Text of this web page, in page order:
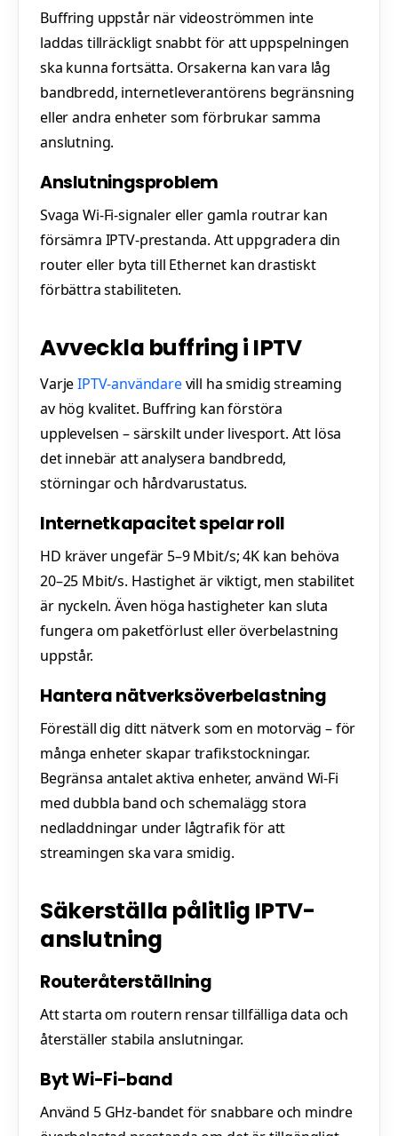
Buffring uppstår när videoströmmen inte
laddas tillräckligt snabbt för att uppspelningen
ska kunna fortsätta. Orsakerna kan vara låg
bandbredd, internetleverantörens begränsning
eller andra enheter som förbrukar samma
anslutning.
Anslutningsproblem
Svaga Wi-Fi-signaler eller gamla routrar kan
försämra IPTV-prestanda. Att uppgradera din
router eller byta till Ethernet kan drastiskt
förbättra stabiliteten.
Avveckla buffring i IPTV
VarjeIPTV-användarevill ha smidig streaming
av hög kvalitet. Buffring kan förstöra
upplevelsen – särskilt under livesport. Att lösa
det innebär att analysera bandbredd,
störningar och hårdvarustatus.
Internetkapacitet spelar roll
HD kräver ungefär 5–9 Mbit/s; 4K kan behöva
20–25 Mbit/s. Hastighet är viktigt, men stabilitet
är nyckeln. Även höga hastigheter kan sluta
fungera om paketförlust eller överbelastning
uppstår.
Hantera nätverksöverbelastning
Föreställ dig ditt nätverk som en motorväg – för
många enheter skapar trafikstockningar.
Begränsa antalet aktiva enheter, använd Wi-Fi
med dubbla band och schemalägg stora
nedladdningar under lågtrafik för att
streamingen ska vara smidig.
Säkerställa pålitlig IPTV-
anslutning
Routeråterställning
Att starta om routern rensar tillfälliga data och
återställer stabila anslutningar.
Byt Wi-Fi-band
Använd 5 GHz-bandet för snabbare och mindre